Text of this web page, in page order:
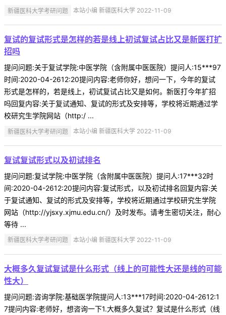
新疆医科大学考研问题 本站小编 新疆医科大学 2022-11-09
复试的复试形式是怎样的若是线上初试复试占比又是新医打扩
招吗
提问问题:关于复试学院:中医学院（含附属中医医院）提问人:15***97
时间:2020-04-2612:20提问内容:老师你好，想问一下，今年的复试
形式是怎样的，若是线上，初试复试占比又是如何。新医打今年扩招
吗回复内容:关于复试通知、复试的形式及安排等，学校将近期通过学
校研究生学院网站（http:/ ...
新疆医科大学考研问题 本站小编 新疆医科大学 2022-11-09
复试复试形式以及初试排名
提问问题:复试学院:中医学院（含附属中医医院）提问人:17***32时
间:2020-04-2612:20提问内容:复试形式，以及初试排名回复内容:关
于复试通知、复试的形式及安排等，学校将近期通过学校研究生学院
网站（http://yjsxy.xjmu.edu.cn/）及时发布。请考生密切关注，耐心
等待 ...
新疆医科大学考研问题 本站小编 新疆医科大学 2022-11-09
大概多久复试复试是什么形式（线上的可能性大还是线的可能
性大）
提问问题:咨询学院:基础医学院提问人:13***17时间:2020-04-2612:1
7提问内容:老师好，想咨询一下1.大概多久复试？复试是什么形式（线